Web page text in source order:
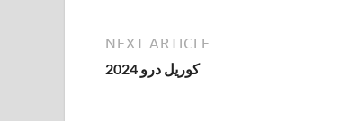
NEXT ARTICLE
كوريل درو 2024